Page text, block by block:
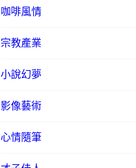
咖啡風情
宗教產業
小說幻夢
影像藝術
心情隨筆